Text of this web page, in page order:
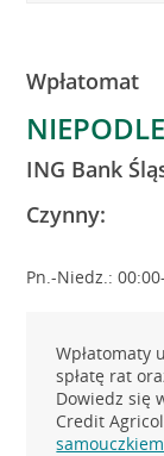
Wpłatomat
ING Bank
Czynny:
Pn.-Niedz.:
Wpłatomaty
spłatę rat
Dowiedz się
Credit